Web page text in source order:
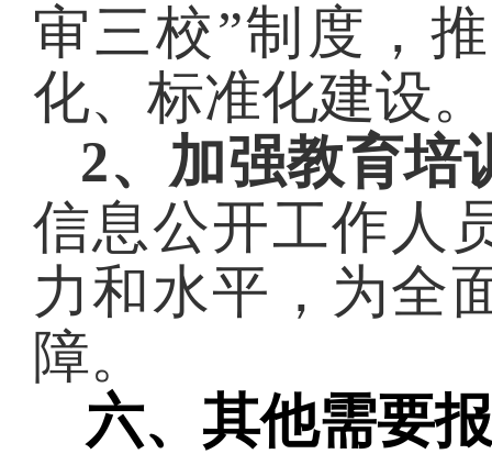
审三校”制度，
化、标准化建设。
2、加强教育培
信息公开工作人
力和水平，为全
障。
六、 其他需要